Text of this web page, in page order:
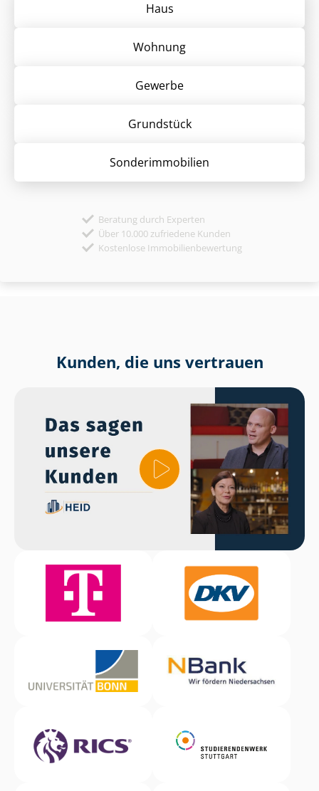
Haus
Wohnung
Gewerbe
Grund­stück
Sonder­immobilien
Beratung durch Experten
Über 10.000 zufriedene Kunden
Kostenlose Immobilienbewertung
Kunden, die uns vertrauen